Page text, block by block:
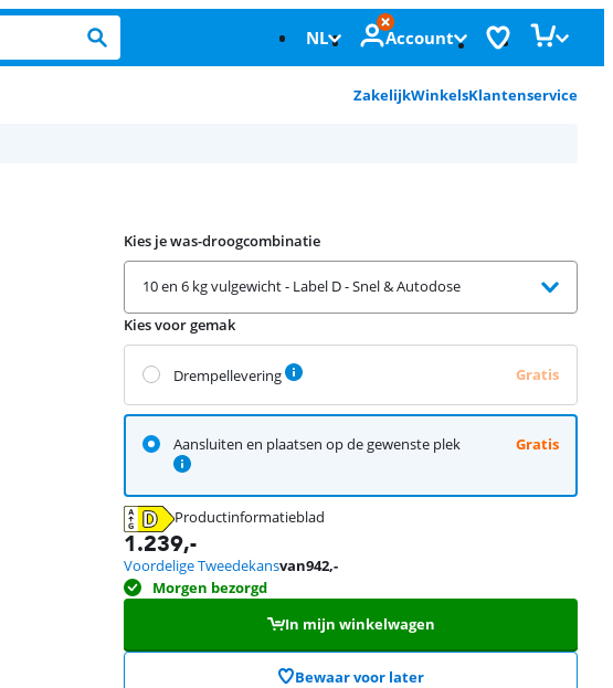
NL Account
ZakelijkWinkelsKlantenservice
Kies je was-droogcombinatie
10 en 6 kg vulgewicht - Label D - Snel & Autodose
Kies voor gemak
Drempellevering Gratis
Aansluiten en plaatsen op de gewenste plek Gratis
Productinformatieblad
opent in nieuw tabblad
1.239,-
Voordelige Tweedekansvan942,-
Morgen bezorgd
In mijn winkelwagen
Bewaar voor later